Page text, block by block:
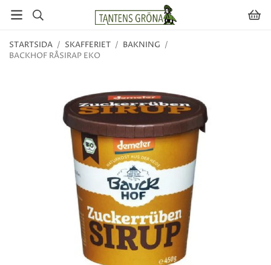
STARTSIDA / SKAFFERIET / BAKNING /
BACKHOF RÅSIRAP EKO